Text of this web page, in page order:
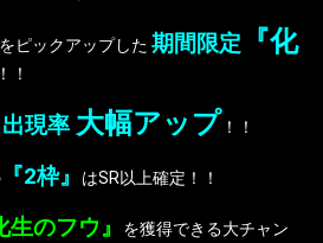
ピックアップした 期間限定
『化
！
出現率 大幅アップ ！！
『2枠』 はSR以上確定！！
生のフウ』
を獲得できる大チャン